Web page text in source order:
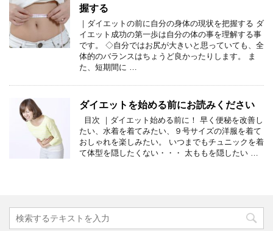
握する
｜ダイエットの前に自分の身体の現状を把握する ダ
イエット成功の第一歩は自分の体の事を理解する事
です。 ◇自分ではお尻が大きいと思っていても、全
体的のバランスはちょうど良かったりします。 ま
た、短期間に …
ダイエットを始める前にお読みください
目次 ｜ダイエット始める前に！ 早く便秘を改善し
たい、水着を着てみたい、９号サイズの洋服を着て
おしゃれを楽しみたい。 いつまでもチュニックを着
て体型を隠したくない・・・ 太ももを隠したい …